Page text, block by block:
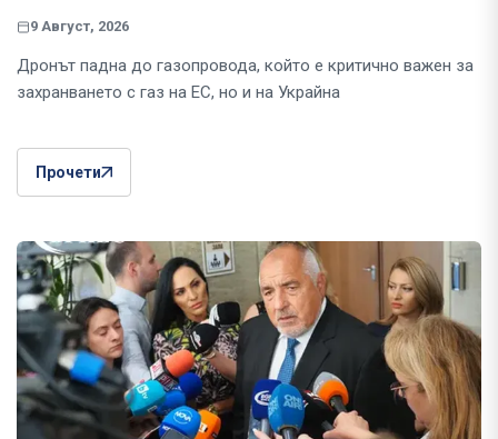
9 Август, 2026
Дронът падна до газопровода, който е критично важен за
захранването с газ на ЕС, но и на Украйна
Прочети